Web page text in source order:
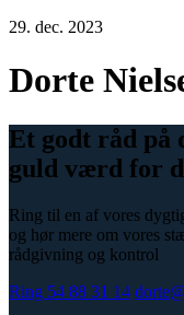
29. dec. 2023
Dorte
Et godt råd på
guld værd for
Ring til en af vores
og hør mere om vores
rådgivning og kontrol
Ring 54 88 31 14